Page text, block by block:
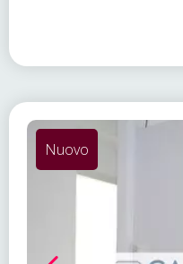
Nuovo